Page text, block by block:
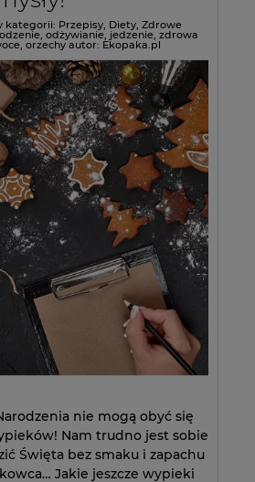
kategorii: Przepisy, Diety, Zdrowe
, odżywianie, jedzenie, zdrowa
, orzechy autor: Ekopaka.pl
nie mogą obyć się
Nam trudno jest sobie
Święta bez smaku i zapachu
Jakie jeszcze wypieki